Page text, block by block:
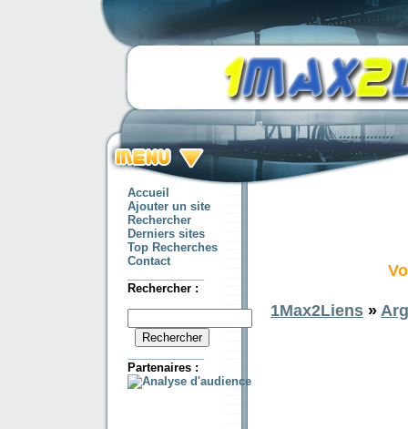
Accueil
Ajouter un site
Rechercher
Derniers sites
Top Recherches
Contact
Rechercher :
Partenaires :
1Max2Liens »